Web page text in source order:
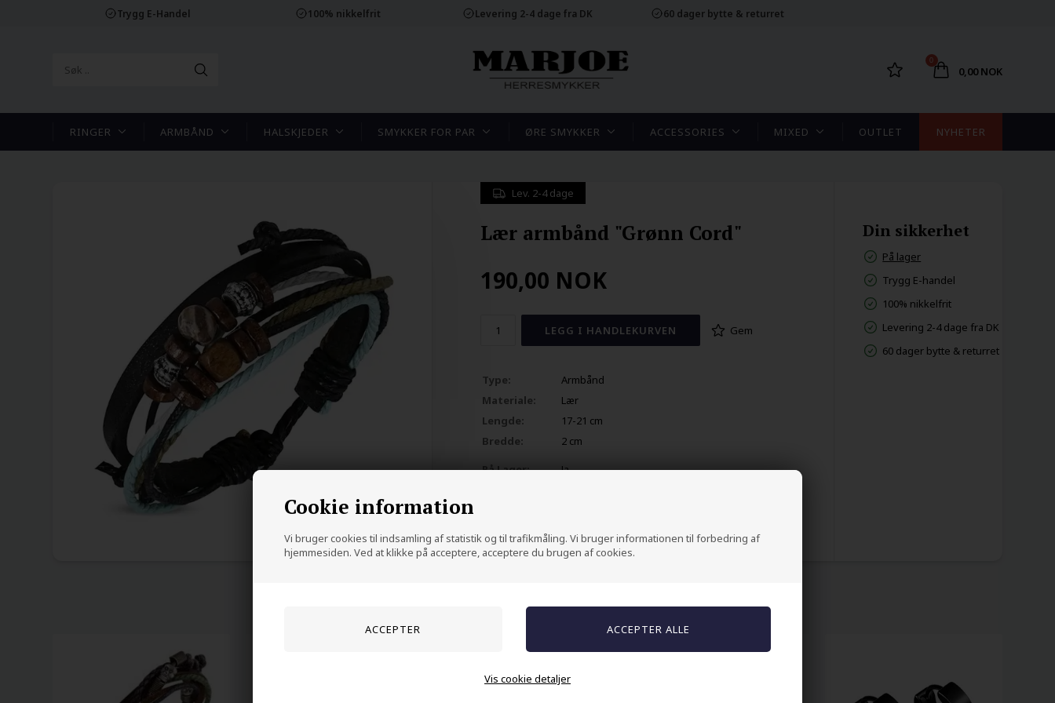
Cookie information
Vi bruger cookies til indsamling af statistik og til trafikmåling. Vi bruger informationen til forbedring af
hjemmesiden. Ved at klikke på acceptere, acceptere du brugen af cookies.
Vis cookie detaljer
Trygg E-Handel 100% nikkelfrit Levering 2-4 dage fra DK 60 dager bytte & returret
0
0,00 NOK
RINGER ARMBÅND HALSKJEDER SMYKKER FOR PAR ØRE SMYKKER ACCESSORIES MIXED OUTLET NYHETER
Lev. 2-4 dage
Lær armbånd "Grønn Cord"
190,00 NOK
Gem
Type:
Armbånd
Materiale:
Lær
Lengde:
17-21 cm
Bredde:
2 cm
På Lager:
Ja
Din sikkerhet
På lager
Trygg E-handel
100% nikkelfrit
Levering 2-4 dage fra DK
60 dager bytte & returret
Andre kjøpte også